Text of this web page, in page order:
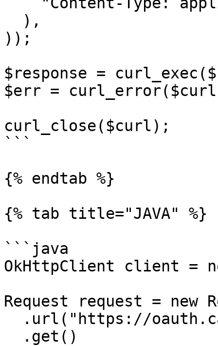
));
$response =
$err =
curl_close($curl);
```
{% endtab %}
{% tab title="JAVA" %}
```java
OkHttpClient client =
Request request = new